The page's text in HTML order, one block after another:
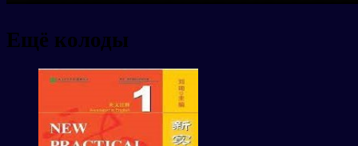
Ещё колоды